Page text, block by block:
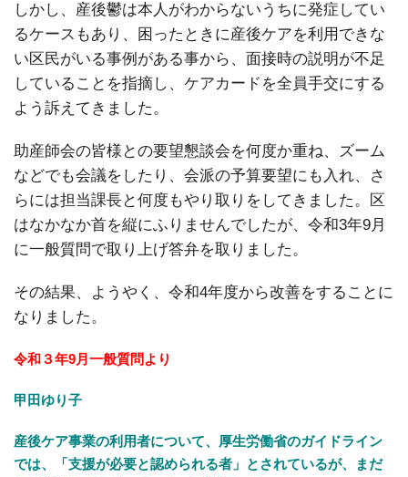
しかし、産後鬱は本人がわからないうちに発症してい
るケースもあり、困ったときに産後ケアを利用できな
い区民がいる事例がある事から、面接時の説明が不足
していることを指摘し、ケアカードを全員手交にする
よう訴えてきました。
助産師会の皆様との要望懇談会を何度か重ね、ズーム
などでも会議をしたり、会派の予算要望にも入れ、さ
らには担当課長と何度もやり取りをしてきました。区
はなかなか首を縦にふりませんでしたが、令和3年9月
に一般質問で取り上げ答弁を取りました。
その結果、ようやく、令和4年度から改善をすることに
なりました。
令和３年9月一般質問より
甲田ゆり子
産後ケア事業の利用者について、厚生労働省のガイドライン
では、「支援が必要と認められる者」とされているが、まだ